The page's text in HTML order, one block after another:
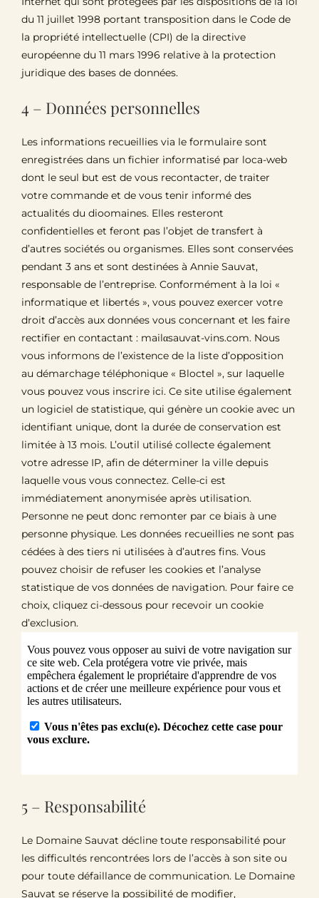
du 11 juillet 1998 portant transposition dans le Code de
la propriété intellectuelle (CPI) de la directive
européenne du 11 mars 1996 relative à la protection
juridique des bases de données.
4 – Données personnelles
Les informations recueillies via le formulaire sont
enregistrées dans un fichier informatisé par loca-web
dont le seul but est de vous recontacter, de traiter
votre commande et de vous tenir informé des
actualités du dioomaines. Elles resteront
confidentielles et feront pas l’objet de transfert à
d’autres sociétés ou organismes. Elles sont conservées
pendant 3 ans et sont destinées à Annie Sauvat,
responsable de l’entreprise. Conformément à la loi «
informatique et libertés », vous pouvez exercer votre
droit d’accès aux données vous concernant et les faire
rectifier en contactant : mailαsauvat-vins.com. Nous
vous informons de l’existence de la liste d’opposition
au démarchage téléphonique « Bloctel », sur laquelle
vous pouvez vous inscrire ici. Ce site utilise également
un logiciel de statistique, qui génère un cookie avec un
identifiant unique, dont la durée de conservation est
limitée à 13 mois. L’outil utilisé collecte également
votre adresse IP, afin de déterminer la ville depuis
laquelle vous vous connectez. Celle-ci est
immédiatement anonymisée après utilisation.
Personne ne peut donc remonter par ce biais à une
personne physique. Les données recueillies ne sont pas
cédées à des tiers ni utilisées à d’autres fins. Vous
pouvez choisir de refuser les cookies et l’analyse
statistique de vos données de navigation. Pour faire ce
choix, cliquez ci-dessous pour recevoir un cookie
d’exclusion.
5 – Responsabilité
Le Domaine Sauvat décline toute responsabilité pour
les difficultés rencontrées lors de l’accès à son site ou
pour toute défaillance de communication. Le Domaine
Sauvat se réserve la possibilité de modifier,